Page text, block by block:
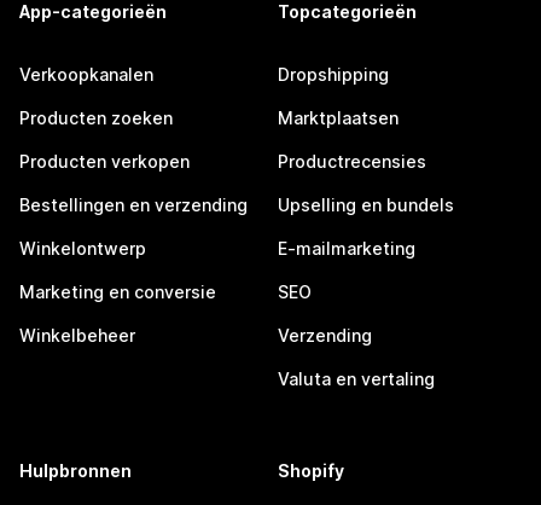
App-categorieën
Verkoopkanalen
Producten zoeken
Producten verkopen
Bestellingen en verzending
Winkelontwerp
Marketing en conversie
Winkelbeheer
Topcategorieën
Dropshipping
Marktplaatsen
Productrecensies
Upselling en bundels
E-mailmarketing
SEO
Verzending
Valuta en vertaling
Hulpbronnen Shopify